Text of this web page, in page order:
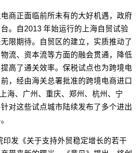
商正面临前所未有的大好机遇，政府
。自2013 年始运行的上海自贸试验
限期待。自贸区的建立，实质推动了
流、资本流等方面的融会贯通，降低
高了通关效率。保税试点也为跨境电
，经由海关总署批准的跨境电商进口
海、广州、重庆、郑州、杭州、宁
对这些试点城市陆续发布了多个进出
印发《关于支持外贸稳定增长的若干